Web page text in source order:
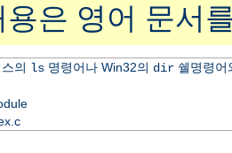
용은 영어 문서
의 ls명령어나 Win32의 dir쉘명령어